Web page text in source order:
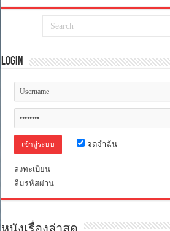
Years
The
Bone
28
ปี
เขมือบ
วิหาร
กะโหลก
5.1.Atmos
ไทย
Login
จดจำฉัน
ลงทะเบียน
ลืมรหัสผ่าน